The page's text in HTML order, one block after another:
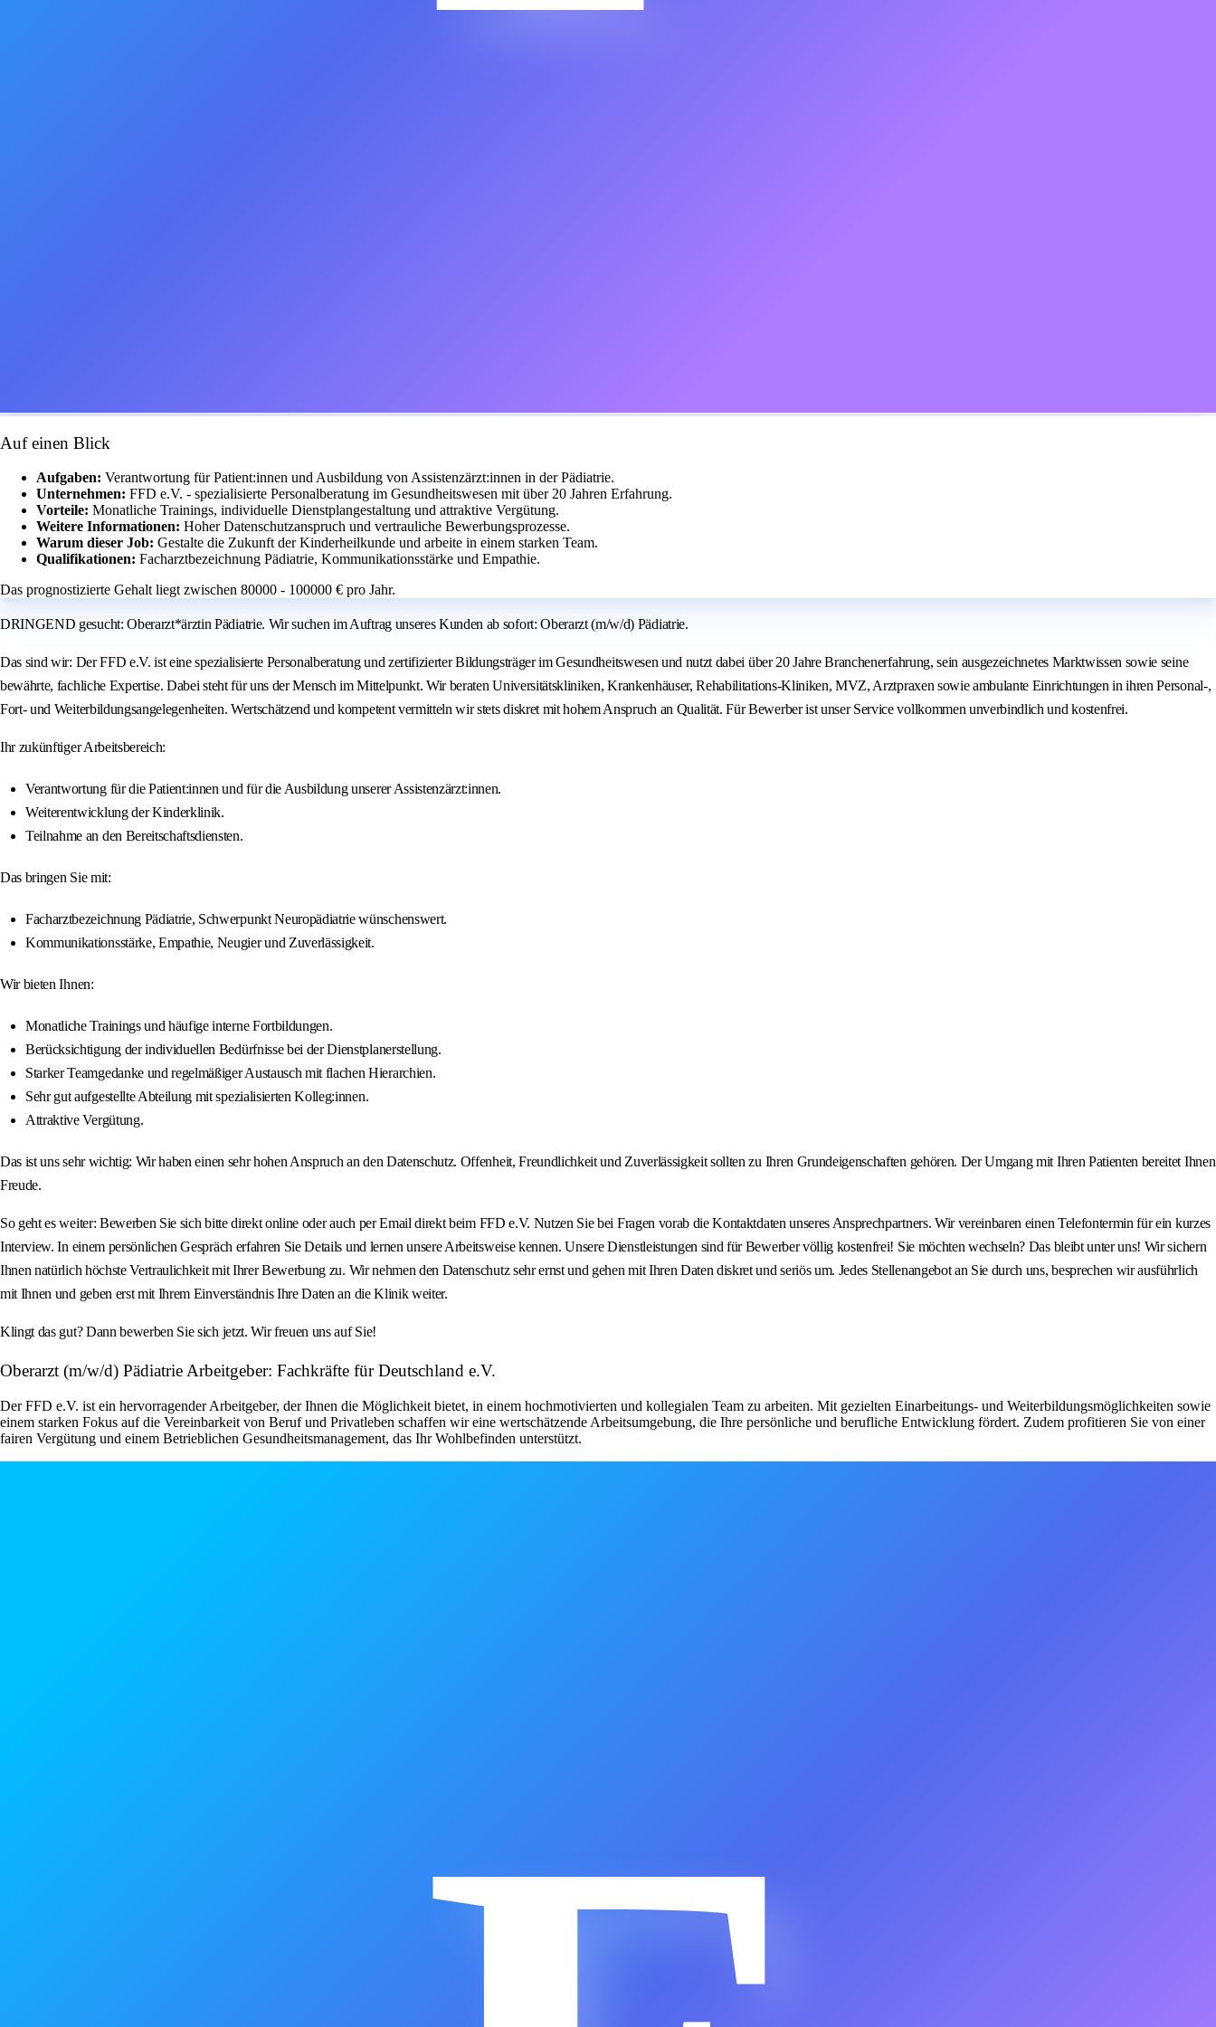
Auf einen Blick
Aufgaben: Verantwortung für Patient:innen und Ausbildung von Assistenzärzt:innen in der Pädiatrie.
Unternehmen: FFD e.V. - spezialisierte Personalberatung im Gesundheitswesen mit über 20 Jahren Erfahrung.
Vorteile: Monatliche Trainings, individuelle Dienstplangestaltung und attraktive Vergütung.
Weitere Informationen: Hoher Datenschutzanspruch und vertrauliche Bewerbungsprozesse.
Warum dieser Job: Gestalte die Zukunft der Kinderheilkunde und arbeite in einem starken Team.
Qualifikationen: Facharztbezeichnung Pädiatrie, Kommunikationsstärke und Empathie.
Das prognostizierte Gehalt liegt zwischen 80000 - 100000 € pro Jahr.
DRINGEND gesucht: Oberarzt*ärztin Pädiatrie. Wir suchen im Auftrag unseres Kunden ab sofort: Oberarzt (m/w/d) Pädiatrie.
Das sind wir: Der FFD e.V. ist eine spezialisierte Personalberatung und zertifizierter Bildungsträger im Gesundheitswesen und nutzt dabei über 20 Jahre Branchenerfahrung, sein ausgezeichnetes Marktwissen sowie seine
bewährte, fachliche Expertise. Dabei steht für uns der Mensch im Mittelpunkt. Wir beraten Universitätskliniken, Krankenhäuser, Rehabilitations-Kliniken, MVZ, Arztpraxen sowie ambulante Einrichtungen in ihren Personal-,
Fort- und Weiterbildungsangelegenheiten. Wertschätzend und kompetent vermitteln wir stets diskret mit hohem Anspruch an Qualität. Für Bewerber ist unser Service vollkommen unverbindlich und kostenfrei.
Ihr zukünftiger Arbeitsbereich:
Verantwortung für die Patient:innen und für die Ausbildung unserer Assistenzärzt:innen.
Weiterentwicklung der Kinderklinik.
Teilnahme an den Bereitschaftsdiensten.
Das bringen Sie mit:
Facharztbezeichnung Pädiatrie, Schwerpunkt Neuropädiatrie wünschenswert.
Kommunikationsstärke, Empathie, Neugier und Zuverlässigkeit.
Wir bieten Ihnen:
Monatliche Trainings und häufige interne Fortbildungen.
Berücksichtigung der individuellen Bedürfnisse bei der Dienstplanerstellung.
Starker Teamgedanke und regelmäßiger Austausch mit flachen Hierarchien.
Sehr gut aufgestellte Abteilung mit spezialisierten Kolleg:innen.
Attraktive Vergütung.
Das ist uns sehr wichtig: Wir haben einen sehr hohen Anspruch an den Datenschutz. Offenheit, Freundlichkeit und Zuverlässigkeit sollten zu Ihren Grundeigenschaften gehören. Der Umgang mit Ihren Patienten bereitet Ihnen
Freude.
So geht es weiter: Bewerben Sie sich bitte direkt online oder auch per Email direkt beim FFD e.V. Nutzen Sie bei Fragen vorab die Kontaktdaten unseres Ansprechpartners. Wir vereinbaren einen Telefontermin für ein kurzes
Interview. In einem persönlichen Gespräch erfahren Sie Details und lernen unsere Arbeitsweise kennen. Unsere Dienstleistungen sind für Bewerber völlig kostenfrei! Sie möchten wechseln? Das bleibt unter uns! Wir sichern
Ihnen natürlich höchste Vertraulichkeit mit Ihrer Bewerbung zu. Wir nehmen den Datenschutz sehr ernst und gehen mit Ihren Daten diskret und seriös um. Jedes Stellenangebot an Sie durch uns, besprechen wir ausführlich
mit Ihnen und geben erst mit Ihrem Einverständnis Ihre Daten an die Klinik weiter.
Klingt das gut? Dann bewerben Sie sich jetzt. Wir freuen uns auf Sie!
Oberarzt (m/w/d) Pädiatrie Arbeitgeber: Fachkräfte für Deutschland e.V.
Der FFD e.V. ist ein hervorragender Arbeitgeber, der Ihnen die Möglichkeit bietet, in einem hochmotivierten und kollegialen Team zu arbeiten. Mit gezielten Einarbeitungs- und Weiterbildungsmöglichkeiten sowie
einem starken Fokus auf die Vereinbarkeit von Beruf und Privatleben schaffen wir eine wertschätzende Arbeitsumgebung, die Ihre persönliche und berufliche Entwicklung fördert. Zudem profitieren Sie von einer
fairen Vergütung und einem Betrieblichen Gesundheitsmanagement, das Ihr Wohlbefinden unterstützt.